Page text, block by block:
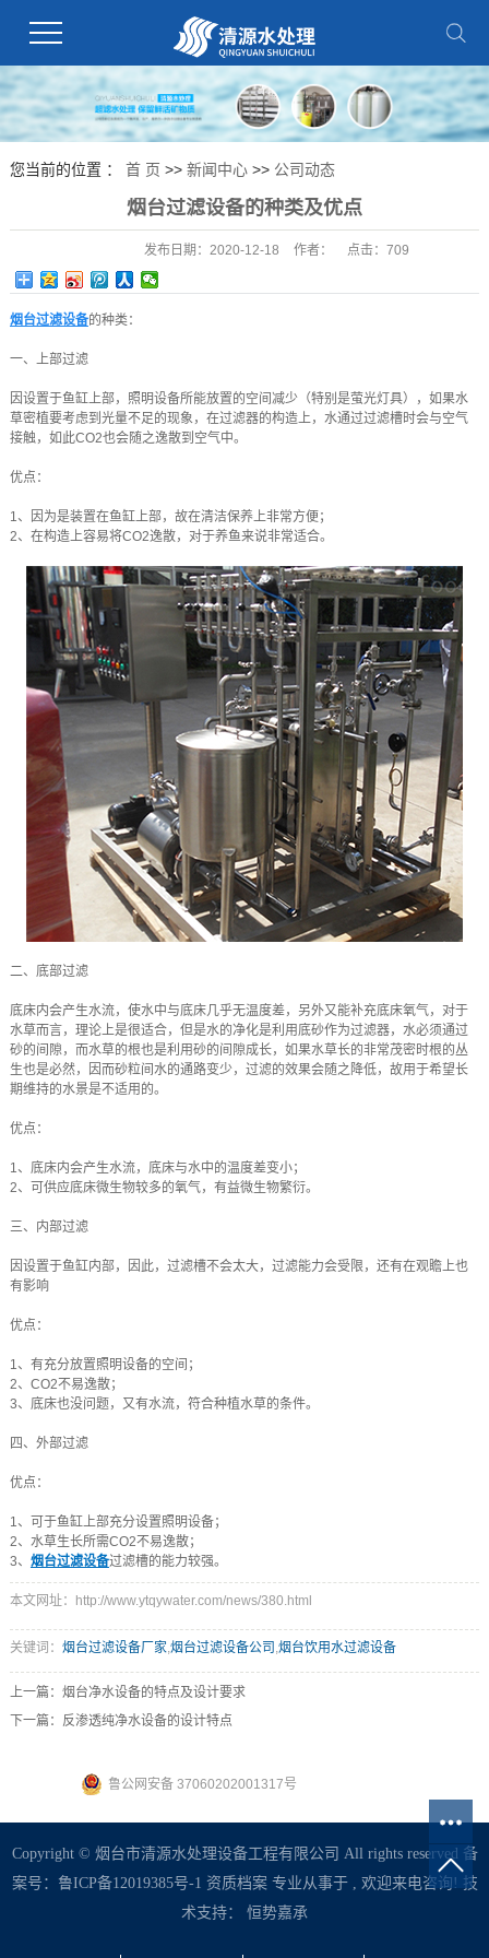
您当前的位置 ： 首 页 >> 新闻中心>> 公司动态
烟台过滤设备的种类及优点
发布日期：2020-12-18 作者： 点击：709
烟台过滤设备的种类：
一、上部过滤
因设置于鱼缸上部，照明设备所能放置的空间减少（特别是萤光灯具），如果水
草密植要考虑到光量不足的现象，在过滤器的构造上，水通过过滤槽时会与空气
接触，如此CO2也会随之逸散到空气中。
优点：
1、因为是装置在鱼缸上部，故在清洁保养上非常方便；
2、在构造上容易将CO2逸散，对于养鱼来说非常适合。
二、底部过滤
底床内会产生水流，使水中与底床几乎无温度差，另外又能补充底床氧气，对于
水草而言，理论上是很适合，但是水的净化是利用底砂作为过滤器，水必须通过
砂的间隙，而水草的根也是利用砂的间隙成长，如果水草长的非常茂密时根的丛
生也是必然，因而砂粒间水的通路变少，过滤的效果会随之降低，故用于希望长
期维持的水景是不适用的。
优点：
1、底床内会产生水流，底床与水中的温度差变小；
2、可供应底床微生物较多的氧气，有益微生物繁衍。
三、内部过滤
因设置于鱼缸内部，因此，过滤槽不会太大，过滤能力会受限，还有在观瞻上也
有影响
优点：
1、有充分放置照明设备的空间；
2、CO2不易逸散；
3、底床也没问题，又有水流，符合种植水草的条件。
四、外部过滤
优点：
1、可于鱼缸上部充分设置照明设备；
2、水草生长所需CO2不易逸散；
3、 烟台过滤设备过滤槽的能力较强。
本文网址：http://www.ytqywater.com/news/380.html
关键词： 烟台过滤设备厂家,烟台过滤设备公司 ,烟台饮用水过滤设备
上一篇： 烟台净水设备的特点及设计要求
下一篇： 反渗透纯净水设备的设计特点
鲁公网安备 37060202001317号
Copyright © 烟台市清源水处理设备工程有限公司 All rights reserved 备
案号： 鲁ICP备12019385号-1 资质档案专业从事于 , 欢迎来电咨询! 技
术支持： 恒势嘉承